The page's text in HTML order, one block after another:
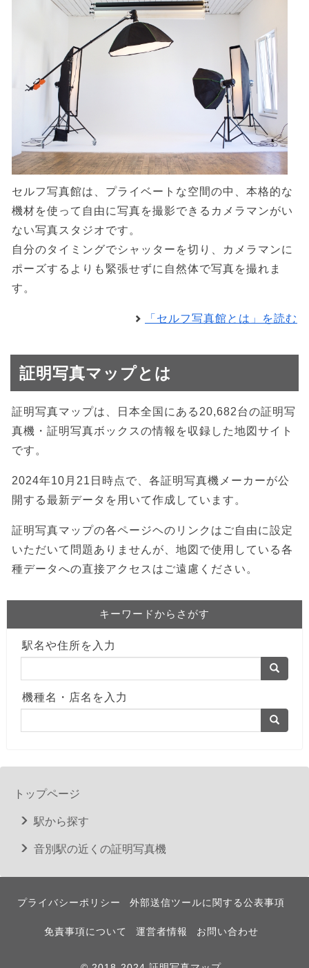
セルフ写真館は、プライベートな空間の中、本格的な
機材を使って自由に写真を撮影できるカメラマンがい
ない写真スタジオです。
自分のタイミングでシャッターを切り、カメラマンに
ポーズするよりも緊張せずに自然体で写真を撮れま
す。
「セルフ写真館とは」を読む
証明写真マップとは
証明写真マップは、日本全国にある20,682台の証明写
真機・証明写真ボックスの情報を収録した地図サイト
です。
2024年10月21日時点で、各証明写真機メーカーが公
開する最新データを用いて作成しています。
証明写真マップの各ページヘのリンクはご自由に設定
いただいて問題ありませんが、地図で使用している各
種データへの直接アクセスはご遠慮ください。
キーワードからさがす
駅名や住所を入力
機種名・店名を入力
トップページ
駅から探す
音別駅の近くの証明写真機
プライバシーポリシー 外部送信ツールに関する公表事項
免責事項について 運営者情報 お問い合わせ